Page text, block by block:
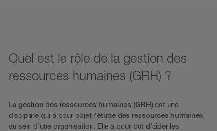
Quel est le rôle de la gestion des
ressources humaines (GRH) ?
La gestion des ressources humaines (GRH) est une
discipline qui a pour objet l ’étude des ressources humaines
au sein d’une organisation. Elle a pour but d’aider les